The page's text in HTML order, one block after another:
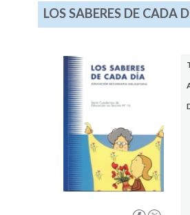
LOS SABERES DE CADA